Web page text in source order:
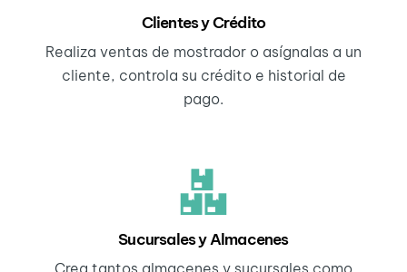
Clientes y Crédito
Realiza ventas de mostrador o asígnalas a un
cliente, controla su crédito e historial de
pago.
Sucursales y Almacenes
Crea tantos almacenes y sucursales como